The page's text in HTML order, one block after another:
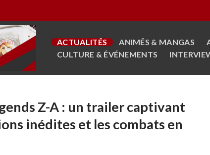
ACTUALITÉS ANIMÉS & MANGAS
CULTURE & ÉVÉNEMENTS
Z-A : un trailer captivant
inédites et les combats en